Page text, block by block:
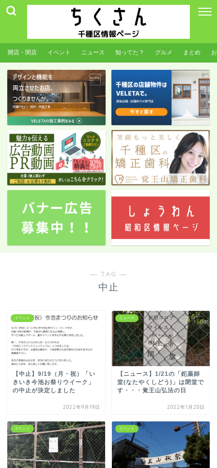
開店・閉店 イベント ニュース 知ってた？ グルメ まとめ
― TAG ―
中止
イベント
【中止】9/19（月・祝）「い
きいき今池お祭りウイーク」
の中止が決定しました
2022年9月19日
ニュース
【ニュース】1/21の「鉈薬師
堂(なたやくしどう)」は閉堂で
す・・・覚王山弘法の日
2022年1月20日
イベント イベント